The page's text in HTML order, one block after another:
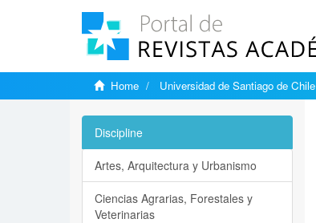
Home Universidad de Santiago de Chile
Discipline
Artes, Arquitectura y Urbanismo
Ciencias Agrarias, Forestales y
Veterinarias